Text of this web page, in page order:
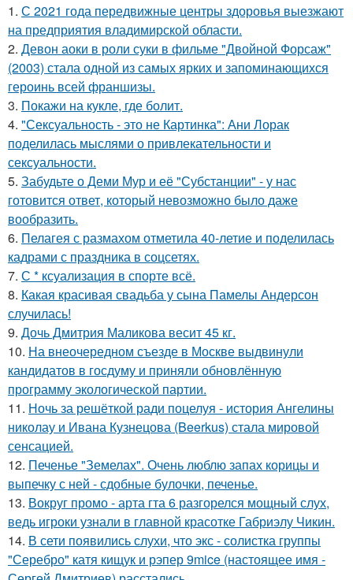
1. С 2021 года передвижные центры здоровья выезжают
на предприятия владимирской области.
2. Девон аоки в роли суки в фильме "Двойной Форсаж"
(2003) стала одной из самых ярких и запоминающихся
героинь всей франшизы.
3. Покажи на кукле, где болит.
4. "Сексуальность - это не Картинка": Ани Лорак
поделилась мыслями о привлекательности и
сексуальности.
5. Забудьте о Деми Мур и её "Субстанции" - у нас
готовится ответ, который невозможно было даже
вообразить.
6. Пелагея с размахом отметила 40-летие и поделилась
кадрами с праздника в соцсетях.
7. С * ксуализация в спорте всё.
8. Какая красивая свадьба у сына Памелы Андерсон
случилась!
9. Дочь Дмитрия Маликова весит 45 кг.
10. На внеочередном съезде в Москве выдвинули
кандидатов в госдуму и приняли обновлённую
программу экологической партии.
11. Ночь за решёткой ради поцелуя - история Ангелины
николау и Ивана Кузнецова (Beerkus) стала мировой
сенсацией.
12. Печенье "Земелах". Очень люблю запах корицы и
выпечку с ней - сдобные булочки, печенье.
13. Вокруг промо - арта гта 6 разгорелся мощный слух,
ведь игроки узнали в главной красотке Габриэлу Чикин.
14. В сети появились слухи, что экс - солистка группы
"Серебро" катя кищук и рэпер 9mice (настоящее имя -